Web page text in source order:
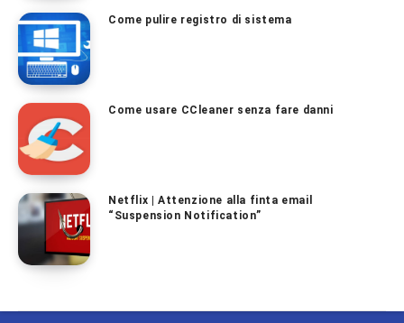
Come pulire registro di sistema
Come usare CCleaner senza fare danni
Netflix | Attenzione alla finta email
“Suspension Notification”